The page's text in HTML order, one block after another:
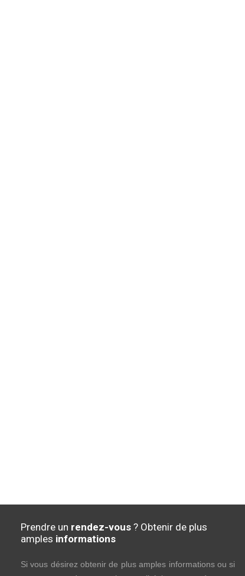
Prendre un rendez-vous ? Obtenir de plus
amples informations
Si vous désirez obtenir de plus amples informations ou si